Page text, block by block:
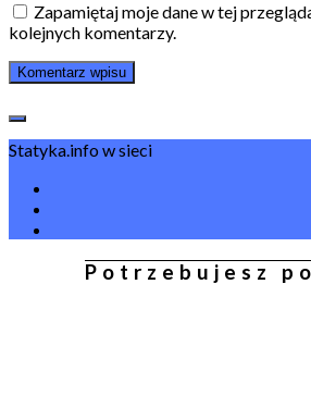
Zapamiętaj moje dane w tej
kolejnych komentarzy.
Statyka.info w sieci
Potrzebujesz